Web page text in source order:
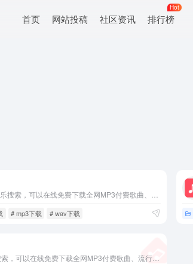
首页 网站投稿 社区资讯 排行榜
Hot
# mp3下载 # wav下载
放屁网在线音乐搜索，可以在线免费下载全网MP3付费歌曲、流行音乐、经典老歌等。曲库完整，更新迅速，试听流畅，支持高品质|无损音质~